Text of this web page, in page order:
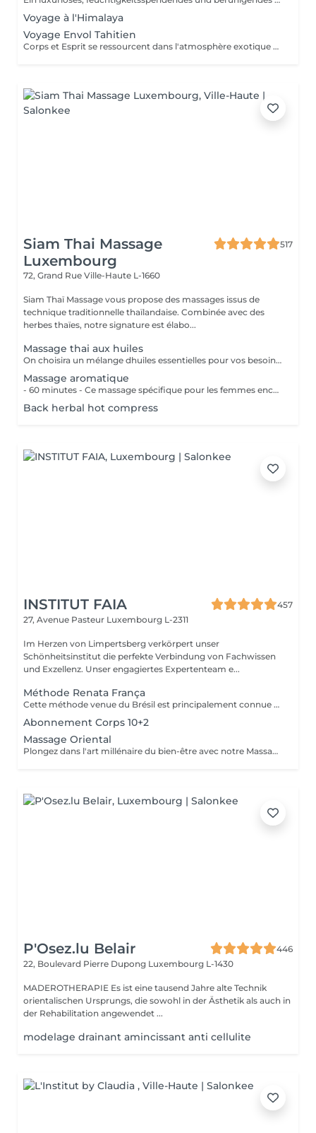
Voyage à l'Himalaya
Voyage Envol Tahitien
Corps et Esprit se ressourcent dans l'atmosphère exotique des trésors polynésiens, ces îles où la beauté, la générosité et la luxuriance ont un goût de paradis Gommage et massage du visage et du corps Massage manuel relax ou aux coquillages Tia Iri « la pensée Roo ».
Siam Thai Massage
Luxembourg
517
72, Grand Rue Ville-Haute L-1660
Siam Thaï Massage vous propose des massages issus de
technique traditionnelle thaïlandaise. Combinée avec des
herbes thaïes, notre signature est élabo...
Massage thai aux huiles
On choisira un mélange dhuiles essentielles pour vos besoins physiques. Un massage thérapeutique à laide dune technique spéciale pour vider les poches de liquide lymphatique et de rétention deau. Ce traitement est conçu pour aider à stimuler la circulation et daccroître la capacité du corps à éliminer les toxines et à absorber les éléments nutritifs. Vos huiles essentielles préférées peuvent être sélectionnées à votre arrivée.
Massage aromatique
- 60 minutes - Ce massage spécifique pour les femmes enceintes permet de soulager le dos, les jambes et toutes autres parties du corps les plus mises à rude épreuve durant la grossesse. Attention ! Ce massage est toutefois déconseillé les 3 premiers mois et le dernier mois de grossesse.
Back herbal hot compress
INSTITUT FAIA
457
27, Avenue Pasteur Luxembourg L-2311
Im Herzen von Limpertsberg verkörpert unser
Schönheitsinstitut die perfekte Verbindung von Fachwissen
und Exzellenz. Unser engagiertes Expertenteam e...
Méthode Renata França
Cette méthode venue du Brésil est principalement connue pour son massage lymphatique manuel drainant mais ce compose en réalité de 3 techniques différentes ! En effet la méthode Renata Franca, est une méthode revisité du drainage lymphatique traditionnel. La méthode devient une version plus tonique et plus ciblée du drainage lymphatique connu et pratiqué jusqu'à ce jour. Grâce à ces gestes toniques et fermes, ces pompages réguliers et un rythme plus rapide, il semblerait que la méthode Renata Franca permette d'obtenir des résultats plus rapides et visuellement impressionnants.
Abonnement Corps 10+2
Massage Oriental
Plongez dans l'art millénaire du bien-être avec notre Massage Oriental. Cette expérience vous transporte vers des contrées lointaines, alliant des techniques de massage traditionnelles à des parfums envoûtants. Laissez-vous envelopper par des mouvements doux et apaisants qui éveillent vos sens tout en relâchant les tensions. Découvrez l'harmonie du corps et de l'esprit dans une atmosphère exotique. Réservez votre voyage vers la sérénité aujourd'hui.
P'Osez.lu Belair
446
22, Boulevard Pierre Dupong Luxembourg L-1430
MADEROTHERAPIE Es ist eine tausend Jahre alte Technik
orientalischen Ursprungs, die sowohl in der Ästhetik als auch in
der Rehabilitation angewendet ...
modelage drainant amincissant anti cellulite